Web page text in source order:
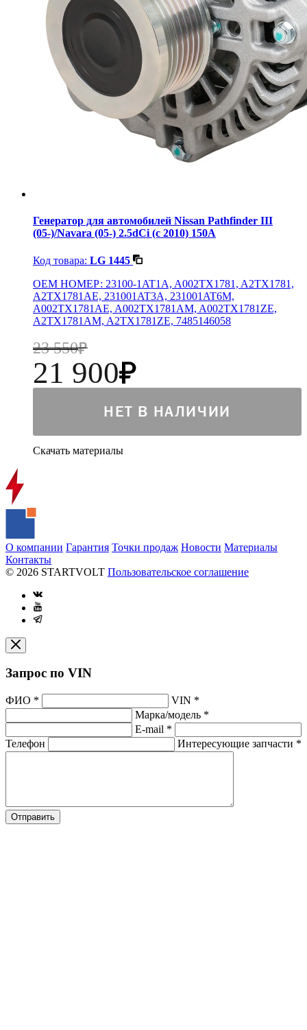
Генератор для автомобилей Nissan Pathfinder III
(05-)/Navara (05-) 2.5dCi (c 2010) 150A
Код товара: LG 1445
OEM НОМЕР: 23100-1AT1A, A002TX1781, A2TX1781,
A2TX1781AE, 231001AT3A, 231001AT6M,
A002TX1781AE, A002TX1781AM, A002TX1781ZE,
A2TX1781AM, A2TX1781ZE, 7485146058
23 550
21 900
НЕТ В НАЛИЧИИ
Скачать материалы
О компании Гарантия Точки продаж Новости Материалы
Контакты
© 2026 STARTVOLT Пользовательское соглашение
Запрос по VIN
ФИО * VIN *
Марка/модель *
E-mail *
Телефон
Интересующие запчасти *